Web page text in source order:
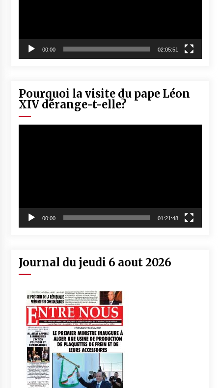
00:00 02:05:51
Pourquoi la visite du pape Léon
XIV dérange-t-elle?
00:00 01:21:48
Journal du jeudi 6 aout 2026